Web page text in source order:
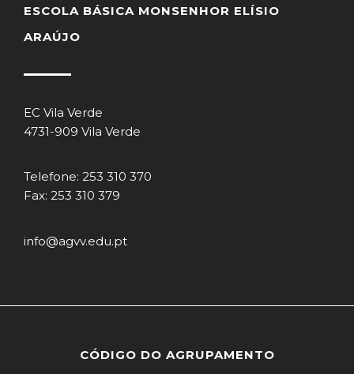
ESCOLA BÁSICA MONSENHOR ELÍSIO
ARAÚJO
EC Vila Verde
4731-909 Vila Verde
Telefone: 253 310 370
Fax: 253 310 379
info@agvv.edu.pt
CÓDIGO DO AGRUPAMENTO